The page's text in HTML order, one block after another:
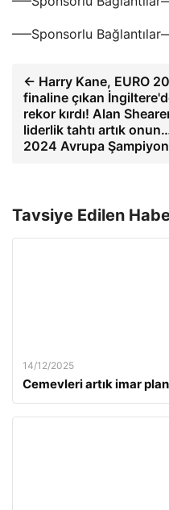
—–Sponsorlu
← Harry Kane, EURO
finaline çıkan
rekor kırdı! Alan
liderlik tahtı artık
2024 Avrupa
Tavsiye Edilen
14/12/2025
Cemevleri artık imar